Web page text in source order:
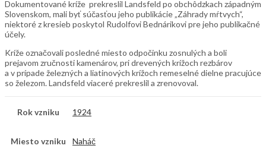
Dokumentované kríže prekreslil Landsfeld po obchôdzkach západným
Slovenskom, mali byť súčasťou jeho publikácie „Záhrady mŕtvych“,
niektoré z kresieb poskytol Rudolfovi Bednárikovi pre jeho publikačné
účely.
Kríže označovali posledné miesto odpočinku zosnulých a boli
prejavom zručnosti kamenárov, pri drevených krížoch rezbárov
a v prípade železných a liatinových krížoch remeselné dielne pracujúce
so železom. Landsfeld viaceré prekreslil a zrenovoval.
Rok vzniku 1924
Miesto vzniku Naháč